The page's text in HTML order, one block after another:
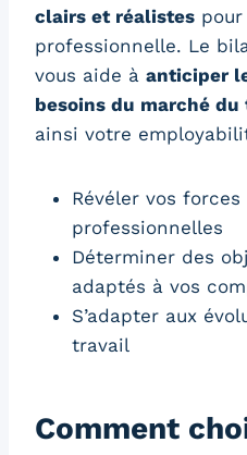
clairs et réalistes
professionnelle. Le
vous aide à anticiper
besoins du marché
ainsi votre
Révéler vos
professionnelles
Déterminer des
adaptés à vos
S’adapter aux
travail
Comment